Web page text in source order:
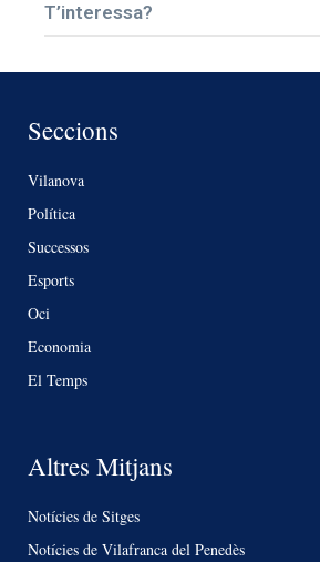
T’interessa?
Seccions
Vilanova
Política
Successos
Esports
Oci
Economia
El Temps
Altres Mitjans
Notícies de Sitges
Notícies de Vilafranca del Penedès